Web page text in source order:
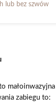
lub bez szwów
zabiegu to: